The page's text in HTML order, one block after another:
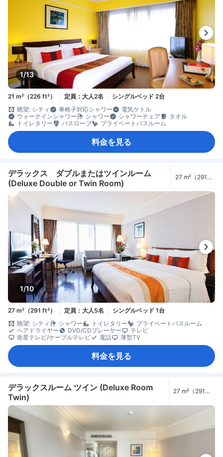
1/13
21 m²（226 ft²） 定員：大人2名
シングルベッド 2台
眺望: シティ
車椅子対応シャワー
電気ケトル
ウォークインシャワー
シャワー シャワーチェア
タオル
トイレタリー
バスローブ プライベートバスルーム
料金を見る
デラックス ダブルまたはツインルーム
(Deluxe Double or Twin Room)
27 m²（291
1/10
27 m²（291 ft²） 定員：大人5名
シングルベッド 1台
眺望: シティ
シャワー トイレタリー
プライベートバスルーム
ヘアドライヤー
DVD/CDプレーヤー
テレビ
衛星テレビ/ケーブルテレビ
電話 薄型TV
料金を見る
デラックスルーム ツイン (Deluxe Room
Twin)
27 m²（291